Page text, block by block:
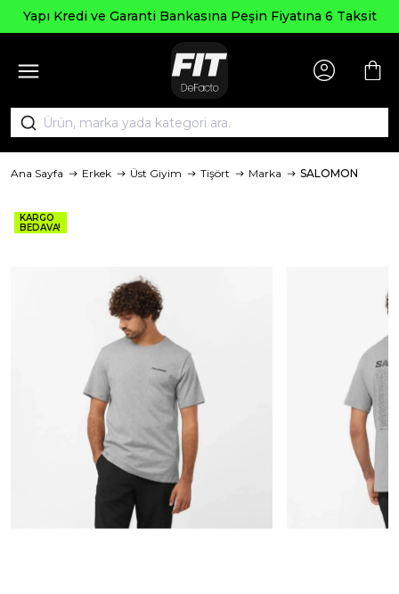
Yapı Kredi ve Garanti Bankasına Peşin Fiyatına 6 Taksit
Ana Sayfa Erkek Üst Giyim Tişört Marka SALOMON
KARGO
BEDAVA!